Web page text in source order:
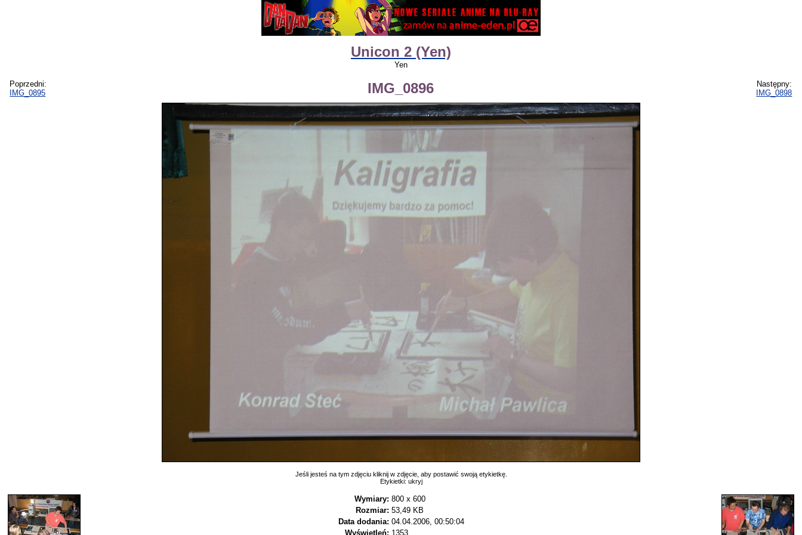
Unicon 2 (Yen)
Yen
Poprzedni:
IMG_0895
IMG_0896
Następny:
IMG_0898
Jeśli jesteś na tym zdjęciu kliknij w zdjęcie, aby postawić swoją etykietkę.
Etykietki: ukryj
Wymiary: 800 x 600
Rozmiar: 53,49 KB
Data dodania: 04.04.2006, 00:50:04
Wyświetleń: 1353